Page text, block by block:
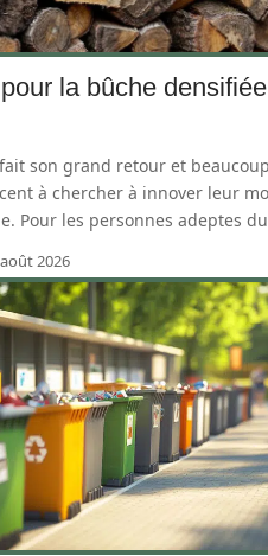
la bûche
fait son grand retour et
à chercher à innover leur
Pour les personnes adeptes du
2026